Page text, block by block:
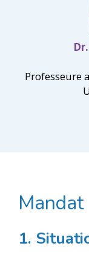
Professeure
Mandat
1.